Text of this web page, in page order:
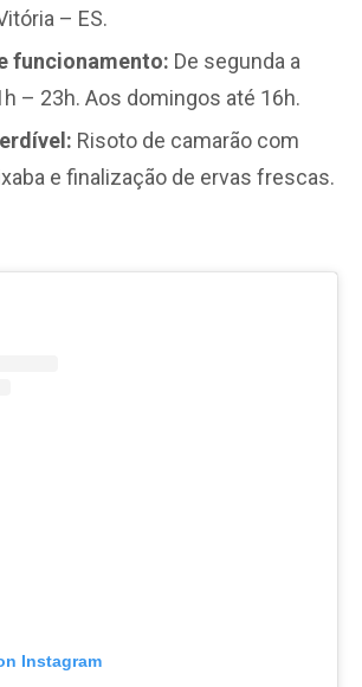
– ES.
funcionamento: De segunda a
– 23h. Aos domingos até 16h.
Risoto de camarão com
e finalização de ervas frescas.
Instagram